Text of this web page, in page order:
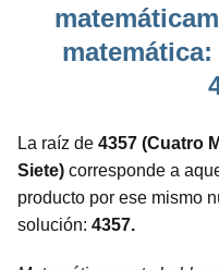
La raíz de 4357 (Cuatro
Siete) corresponde a
producto por ese mismo
solución: 4357.